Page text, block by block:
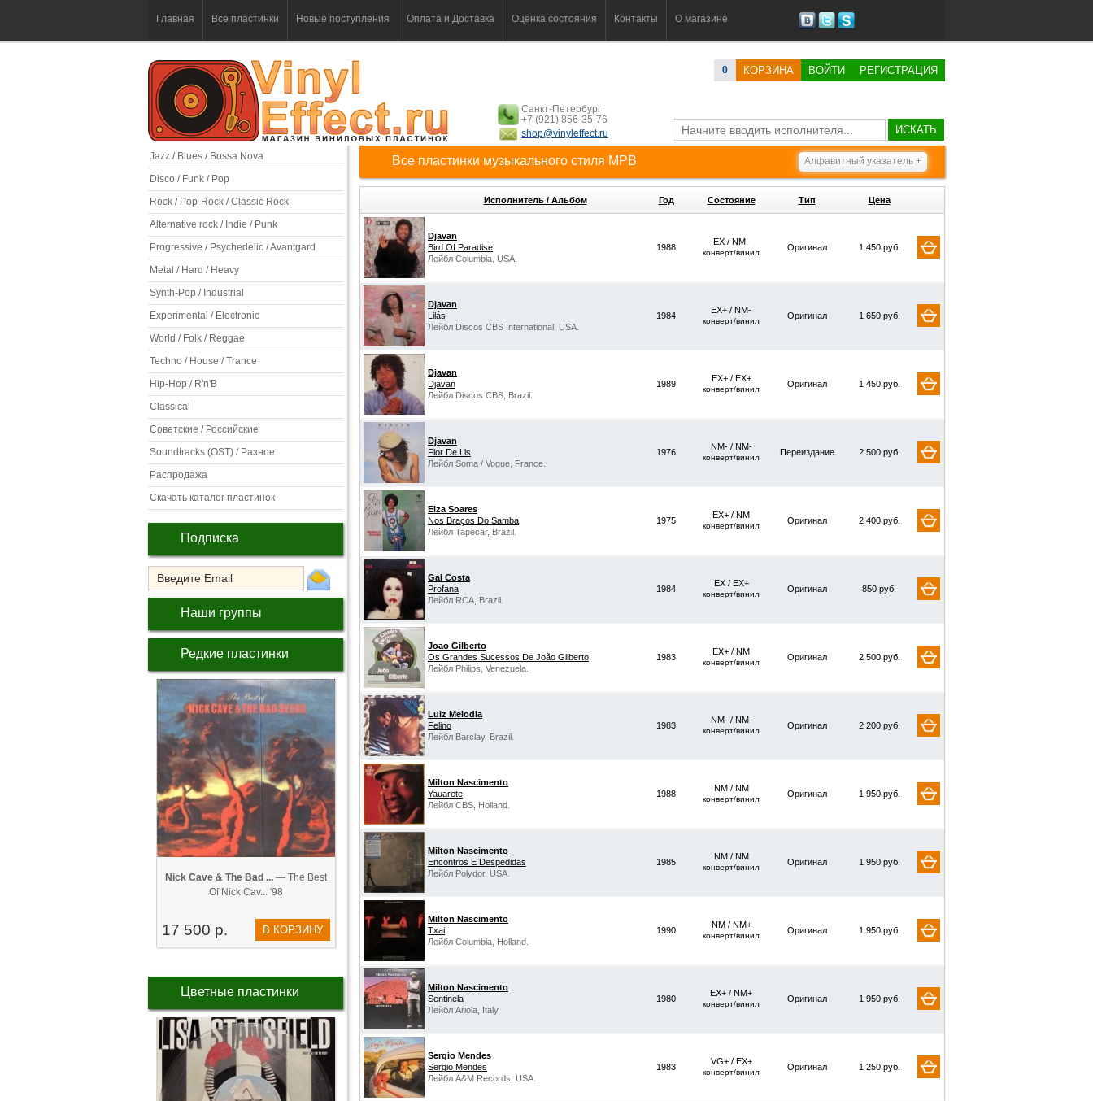
Главная Все пластинки Новые поступления Оплата и Доставка Оценка состояния Контакты О магазине
0 КОРЗИНА ВОЙТИ РЕГИСТРАЦИЯ
Санкт-Петербург
+7 (921) 856-35-76
shop@vinyleffect.ru
ИСКАТЬ
Jazz / Blues / Bossa Nova
Disco / Funk / Pop
Rock / Pop-Rock / Classic Rock
Alternative rock / Indie / Punk
Progressive / Psychedelic / Avantgard
Metal / Hard / Heavy
Synth-Pop / Industrial
Experimental / Electronic
World / Folk / Reggae
Techno / House / Trance
Hip-Hop / R'n'B
Classical
Советские / Российские
Soundtracks (OST) / Разное
Распродажа
Скачать каталог пластинок
Подписка
Наши группы
Редкие пластинки
Nick Cave & The Bad ... — The Best
Of Nick Cav... '98
17 500 р. В КОРЗИНУ
Цветные пластинки
Все пластинки музыкального стиля MPB Алфавитный указатель +
Исполнитель / Альбом Год Состояние Тип Цена
Djavan
Bird Of Paradise
Лейбл Columbia, USA.
1988
EX / NM-
конверт/винил
Оригинал 1 450 руб.
Djavan
Lilás
Лейбл Discos CBS International, USA.
1984
EX+ / NM-
конверт/винил
Оригинал 1 650 руб.
Djavan
Djavan
Лейбл Discos CBS, Brazil.
1989
EX+ / EX+
конверт/винил
Оригинал 1 450 руб.
Djavan
Flor De Lis
Лейбл Soma / Vogue, France.
1976
NM- / NM-
конверт/винил
Переиздание 2 500 руб.
Elza Soares
Nos Braços Do Samba
Лейбл Tapecar, Brazil.
1975
EX+ / NM
конверт/винил
Оригинал 2 400 руб.
Gal Costa
Profana
Лейбл RCA, Brazil.
1984
EX / EX+
конверт/винил
Оригинал 850 руб.
Joao Gilberto
Os Grandes Sucessos De João Gilberto
Лейбл Philips, Venezuela.
1983
EX+ / NM
конверт/винил
Оригинал 2 500 руб.
Luiz Melodia
Felino
Лейбл Barclay, Brazil.
1983
NM- / NM-
конверт/винил
Оригинал 2 200 руб.
Milton Nascimento
Yauarete
Лейбл CBS, Holland.
1988
NM / NM
конверт/винил
Оригинал 1 950 руб.
Milton Nascimento
Encontros E Despedidas
Лейбл Polydor, USA.
1985
NM / NM
конверт/винил
Оригинал 1 950 руб.
Milton Nascimento
Txai
Лейбл Columbia, Holland.
1990
NM / NM+
конверт/винил
Оригинал 1 950 руб.
Milton Nascimento
Sentinela
Лейбл Ariola, Italy.
1980
EX+ / NM+
конверт/винил
Оригинал 1 950 руб.
Sergio Mendes
Sergio Mendes
Лейбл A&M Records, USA.
1983
VG+ / EX+
конверт/винил
Оригинал 1 250 руб.